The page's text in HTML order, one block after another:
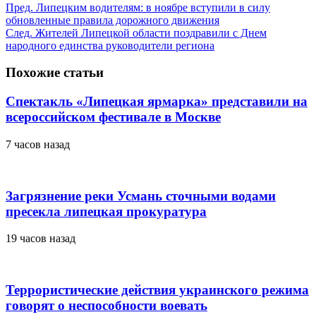
Пред. Липецким водителям: в ноябре вступили в силу
обновленные правила дорожного движения
След. Жителей Липецкой области поздравили с Днем
народного единства руководители региона
Похожие статьи
Спектакль «Липецкая ярмарка» представили на
всероссийском фестивале в Москве
7 часов назад
Загрязнение реки Усмань сточными водами
пресекла липецкая прокуратура
19 часов назад
Террористические действия украинского режима
говорят о неспособности воевать